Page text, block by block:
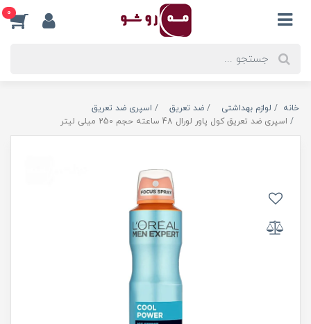
0
خانه لوازم بهداشتی ضد تعریق
اسپری ضد تعریق
اسپری ضد تعریق کول پاور لورال 48 ساعته حجم 250 میلی لیتر